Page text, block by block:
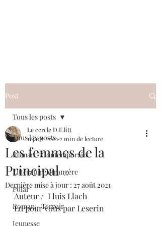
Post
Tous les posts
Roman - Contemporain
Littérature étrangère
Polar
Roman - Terroir
Jeunesse
Tous les posts
Les femmes de la
Principal
Le cercle D.E.litt
11 janv. 2021 2 min de lecture
Dernière mise à jour : 27 août 2021
Auteur /  Lluis Llach
Lu pour vous par Leserin